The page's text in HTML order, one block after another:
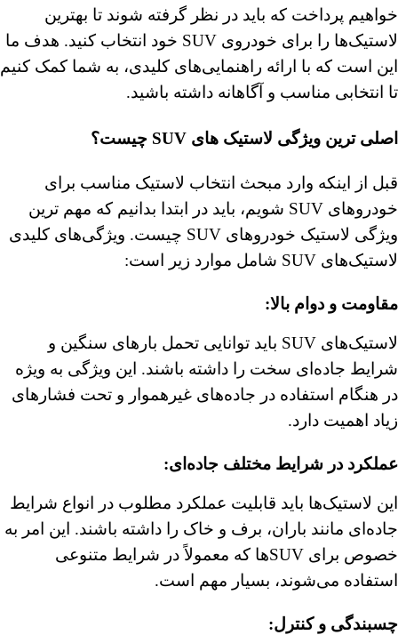
خواهیم پرداخت که باید در نظر گرفته شوند تا بهترین
لاستیک‌ها را برای خودروی SUV خود انتخاب کنید. هدف ما
این است که با ارائه راهنمایی‌های کلیدی، به شما کمک کنیم
تا انتخابی مناسب و آگاهانه داشته باشید.
اصلی ترین ویژگی لاستیک های SUV چیست؟
قبل از اینکه وارد مبحث انتخاب لاستیک مناسب برای
خودروهای SUV شویم، باید در ابتدا بدانیم که مهم ترین
ویژگی لاستیک خودروهای SUV چیست. ویژگی‌های کلیدی
لاستیک‌های SUV شامل موارد زیر است:
مقاومت و دوام بالا:
لاستیک‌های SUV باید توانایی تحمل بارهای سنگین و
شرایط جاده‌ای سخت را داشته باشند. این ویژگی به ویژه
در هنگام استفاده در جاده‌های غیرهموار و تحت فشارهای
زیاد اهمیت دارد.
عملکرد در شرایط مختلف جاده‌ای:
این لاستیک‌ها باید قابلیت عملکرد مطلوب در انواع شرایط
جاده‌ای مانند باران، برف و خاک را داشته باشند. این امر به
خصوص برای SUVها که معمولاً در شرایط متنوعی
استفاده می‌شوند، بسیار مهم است.
چسبندگی و کنترل: